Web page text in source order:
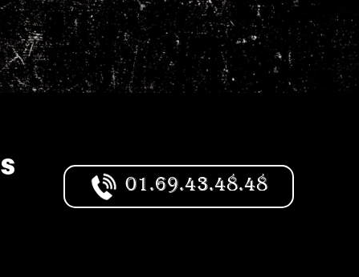
01.69.43.48.48